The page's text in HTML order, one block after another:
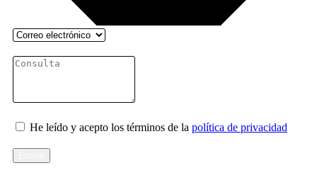
He leído y acepto los términos de la política de privacidad